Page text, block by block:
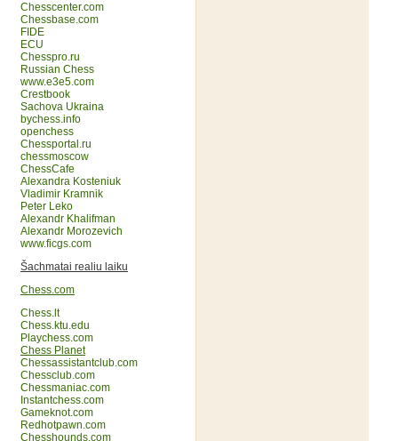
Chesscenter.com
Chessbase.com
FIDE
ECU
Chesspro.ru
Russian Chess
www.e3e5.com
Crestbook
Sachova Ukraina
bychess.info
openchess
Chessportal.ru
chessmoscow
ChessCafe
Alexandra Kosteniuk
Vladimir Kramnik
Peter Leko
Alexandr Khalifman
Alexandr Morozevich
www.ficgs.com
Šachmatai realiu laiku
Chess.com
Chess.lt
Chess.ktu.edu
Playchess.com
Chess Planet
Chessassistantclub.com
Chessclub.com
Chessmaniac.com
Instantchess.com
Gameknot.com
Redhotpawn.com
Chesshounds.com